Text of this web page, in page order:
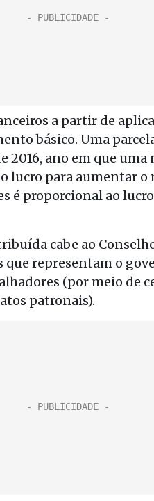
a partir de
básico. Uma
2016, ano em que uma
lucro para aumentar
é proporcional ao
cabe ao
representam o
(por meio de
patronais).